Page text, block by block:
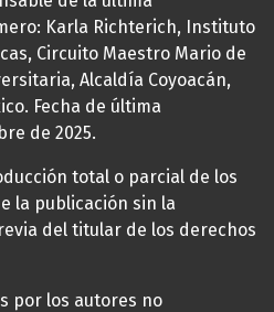
Karla Richterich, Instituto
Circuito Maestro Mario de
Alcaldía Coyoacán,
Fecha de última
de 2025.
total o parcial de los
la publicación sin la
del titular de los derechos
por los autores no